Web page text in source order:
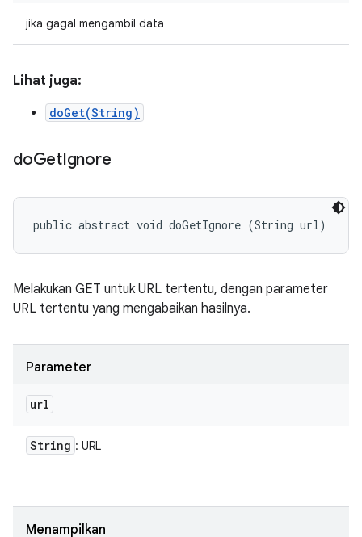
jika gagal mengambil data
Lihat juga:
doGet(String)
doGetIgnore
public abstract void doGetIgnore (String url)
Melakukan GET untuk URL tertentu, dengan parameter
URL tertentu yang mengabaikan hasilnya.
Parameter
url
String : URL
Menampilkan